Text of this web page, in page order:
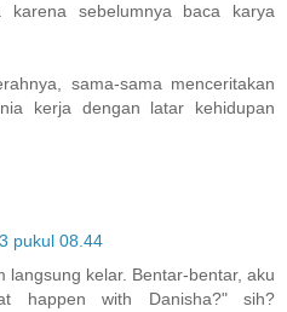
karena sebelumnya baca karya
sama-sama menceritakan
kerja dengan latar kehidupan
pukul 08.44
langsung kelar. Bentar-bentar, aku
happen with Danisha?" sih?